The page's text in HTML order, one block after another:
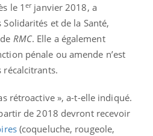
le 1erjanvier 2018, a
et de la Santé,
RMC. Elle a également
pénale ou amende n’est
récalcitrants.
rétroactive », a-t-elle indiqué.
de 2018 devront recevoir
(coqueluche, rougeole,